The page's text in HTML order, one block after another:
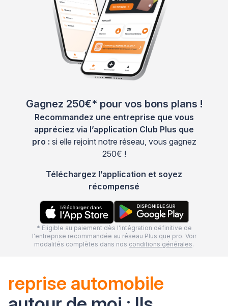
Gagnez 250€* pour vos bons plans !
Recommandez une entreprise que vous
appréciez via l’application Club Plus que
pro : si elle rejoint notre réseau, vous gagnez
250€ !
Téléchargez l’application et soyez
récompensé
* Eligible au paiement dès l'intégration définitive de
l'entreprise recommandée au réseau Plus que pro. Voir
modalités complètes dans nos conditions générales.
reprise automobile